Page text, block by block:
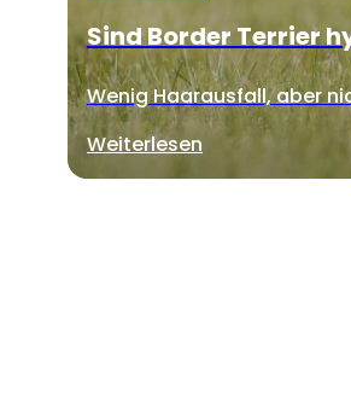
Sind Border Terrier
Wenig Haarausfall, aber
Weiterlesen